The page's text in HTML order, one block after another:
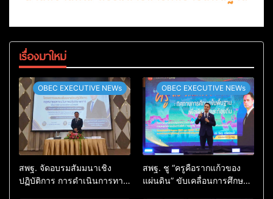
เรื่องมาใหม่
OBEC EXECUTIVE NEWs
สพฐ. จัดอบรมสัมมนาเชิง
ปฏิบัติการ การดำเนินการทาง
OBEC EXECUTIVE NEWs
สพฐ. ชู “ครูคือรากแก้วของ
แผ่นดิน” ขับเคลื่อนการศึกษา